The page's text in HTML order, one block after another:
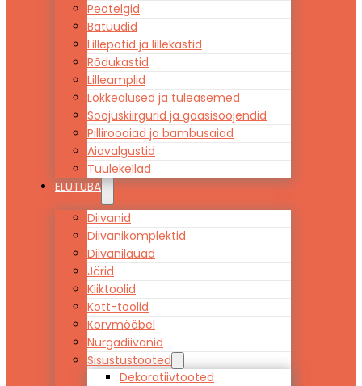
Peotelgid
Batuudid
Lillepotid ja lillekastid
Rõdukastid
Lilleamplid
Lõkkealused ja tuleasemed
Soojuskiirgurid ja gaasisoojendid
Pillirooaiad ja bambusaiad
Aiavalgustid
Tuulekellad
ELUTUBA
Diivanid
Diivanikomplektid
Diivanilauad
Järid
Kiiktoolid
Kott-toolid
Korvmööbel
Nurgadiivanid
Sisustustooted
Dekoratiivtooted